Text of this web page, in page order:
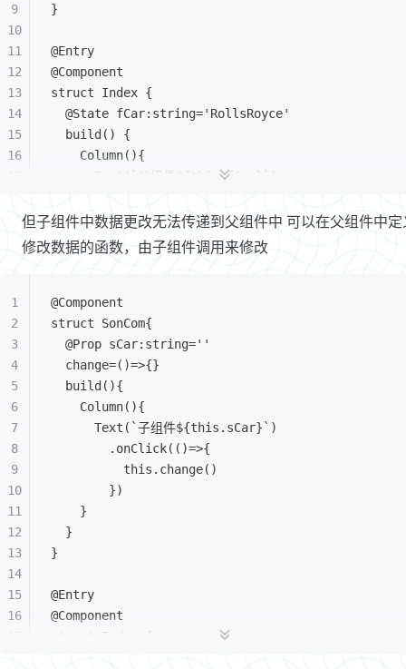
}
@Entry
@Component
struct Index {
  @State fCar:string='RollsRoyce'
  build() {
    Column(){
      Text(`父组件${this.fCar}`)
        .onClick(()=>{
          this.fCar='MayBach'
        })
      SonCom({
        sCar:this.fCar
      })
        .backgroundColor(Color.Pink)
    }
    .backgroundColor(Color.Orange)
但子组件中数据更改无法传递到父组件中 可以在父组件中定
修改数据的函数，由子组件调用来修改
@Component
struct SonCom{
  @Prop sCar:string=''
  change=()=>{}
  build(){
    Column(){
      Text(`子组件${this.sCar}`)
        .onClick(()=>{
          this.change()
        })
    }
  }
}
@Entry
@Component
struct Index {